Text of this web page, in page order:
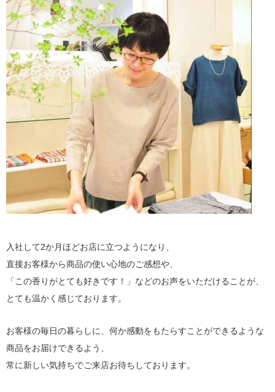
入社して2か月ほどお店に立つようになり、
直接お客様から商品の使い心地のご感想や、
「この香りがとても好きです！」などのお声をいただけることが、
とても温かく感じております。
お客様の毎日の暮らしに、何か感動をもたらすことができるような
商品をお届けできるよう、
常に新しい気持ちでご来店お待ちしております。